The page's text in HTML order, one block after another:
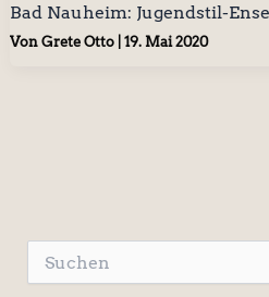
Bad Nauheim: Jugendstil-
Von Grete Otto 19. Mai 2020
u